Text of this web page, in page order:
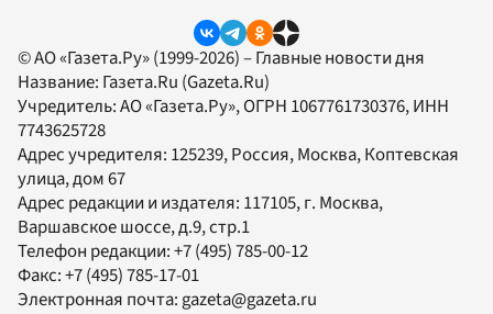
© АО «Газета.Ру» (1999-2026) – Главные новости дня
Название: Газета.Ru (Gazeta.Ru)
Учредитель:АО «Газета.Ру», ОГРН 1067761730376, ИНН
7743625728
Адрес учредителя: 125239, Россия, Москва, Коптевская
улица, дом 67
Адрес редакции и издателя: 117105, г. Москва,
Варшавское шоссе, д.9, стр.1
Телефон редакции:+7 (495) 785-00-12
Факс:+7 (495) 785-17-01
Электронная почта:gazeta@gazeta.ru